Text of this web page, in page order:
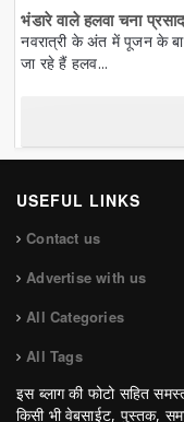
भंडारे वाले हलवा चना
नवरात्री के अंत में पूजन के
जा रहे हैं हलव...
USEFUL LINKS
Contact us
Advertise with us
All Categories
All Tags
इस ब्लाग की फोटो सहित
किसी भी वेबसाईट, पुस्तक,